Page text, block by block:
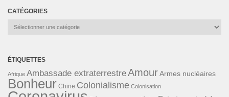
CATÉGORIES
Catégories
ÉTIQUETTES
Afrique Ambassade extraterrestreAmourArmes nucléaires
Bonheur Chine Colonialisme Colonisation